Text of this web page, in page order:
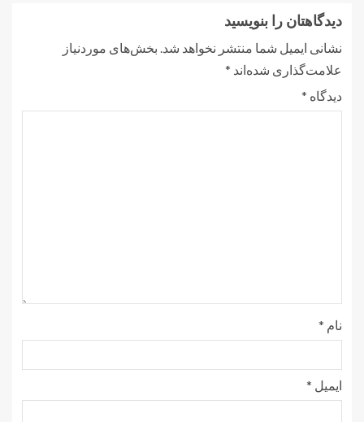
دیدگاهتان را بنویسید
نشانی ایمیل شما منتشر نخواهد شد. بخش‌های موردنیاز
علامت‌گذاری شده‌اند *
دیدگاه *
نام *
ایمیل *